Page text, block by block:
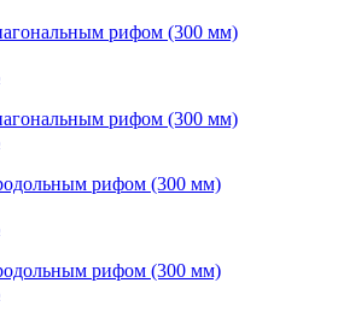
рифом (300 мм)
рифом (300 мм)
рифом (300 мм)
рифом (300 мм)